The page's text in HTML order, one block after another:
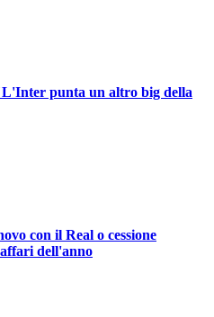
punta un altro big della
con il Real o cessione
dell'anno